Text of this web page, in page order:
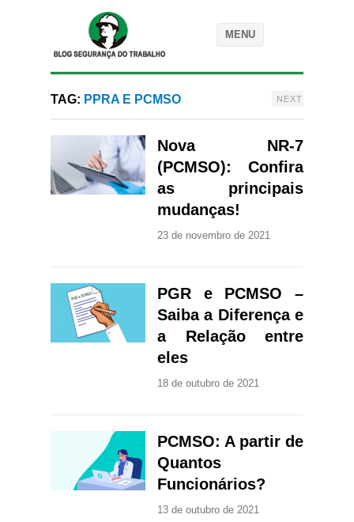
MENU
TAG: PPRA E PCMSO NEXT
Nova NR-7
(PCMSO): Confira
as principais
mudanças!
23 de novembro de 2021
PGR e PCMSO –
Saiba a Diferença e
a Relação entre
eles
18 de outubro de 2021
PCMSO: A partir de
Quantos
Funcionários?
13 de outubro de 2021